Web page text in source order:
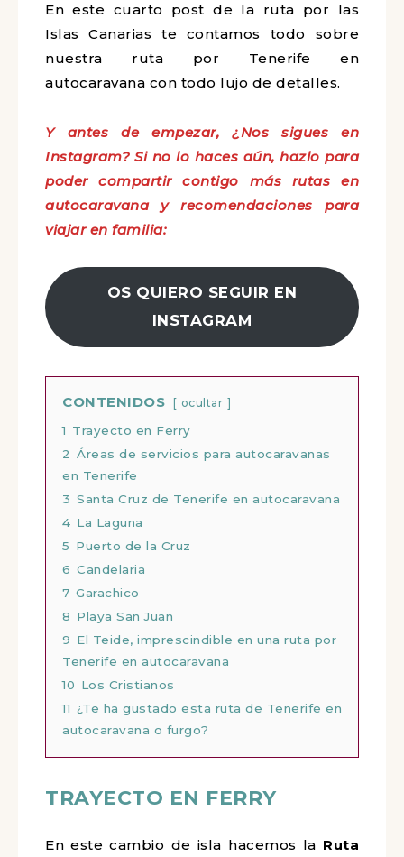
En este cuarto post de la ruta por las
Islas Canarias te contamos todo sobre
nuestra ruta por Tenerife en
autocaravana con todo lujo de detalles.
Y antes de empezar, ¿Nos sigues en
Instagram? Si no lo haces aún, hazlo para
poder compartir contigo más rutas en
autocaravana y recomendaciones para
viajar en familia:
OS QUIERO SEGUIR EN
INSTAGRAM
CONTENIDOS ocultar
1 Trayecto en Ferry
2 Áreas de servicios para autocaravanas
en Tenerife
3 Santa Cruz de Tenerife en autocaravana
4 La Laguna
5 Puerto de la Cruz
6 Candelaria
7 Garachico
8 Playa San Juan
9 El Teide, imprescindible en una ruta por
Tenerife en autocaravana
10 Los Cristianos
11 ¿Te ha gustado esta ruta de Tenerife en
autocaravana o furgo?
TRAYECTO EN FERRY
En este cambio de isla hacemos la Ruta